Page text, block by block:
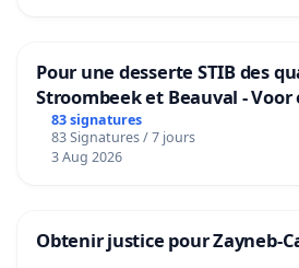
Pour une desserte STIB des
Stroombeek et Beauval - Voor
bediening van de wijken
Voor
83 signatures
83 Signatures / 7 jours
3 Aug 2026
Obtenir justice pour Zayneb-